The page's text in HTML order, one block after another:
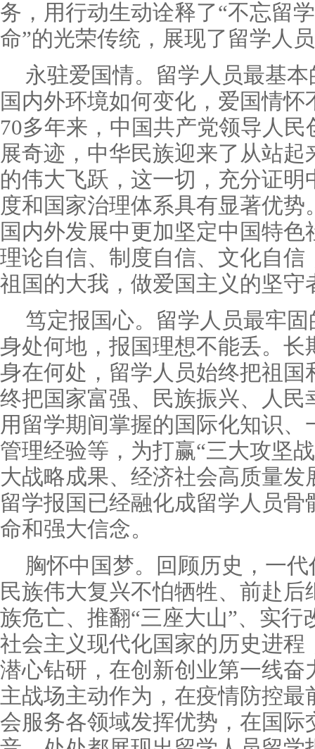
务，用行动生动诠释了“不忘留
命”的光荣传统，展现了留学人
永驻爱国情。留学人员最基
国内外环境如何变化，爱国情
70多年来，中国共产党领导人
展奇迹，中华民族迎来了从站起
的伟大飞跃，这一切，充分证明
度和国家治理体系具有显著优势
国内外发展中更加坚定中国特
理论自信、制度自信、文化自信
祖国的大我，做爱国主义的坚守
笃定报国心。留学人员最牢
身处何地，报国理想不能丢。长
身在何处，留学人员始终把祖国
终把国家富强、民族振兴、人民
用留学期间掌握的国际化知识、
管理经验等，为打赢“三大攻坚
大战略成果、经济社会高质量发
留学报国已经融化成留学人员骨
命和强大信念。
胸怀中国梦。回顾历史，一
民族伟大复兴不怕牺牲、前赴
族危亡、推翻“三座大山”、实行
社会主义现代化国家的历史进程
潜心钻研，在创新创业第一线奋
主战场主动作为，在疫情防控最
会服务各领域发挥优势，在国际